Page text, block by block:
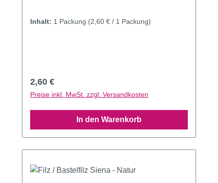
Inhalt: 1 Packung (2,60 € / 1 Packung)
Regulärer Preis:
2,60 €
Preise inkl. MwSt. zzgl. Versandkosten
In den Warenkorb